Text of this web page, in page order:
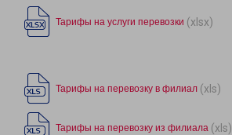
Тарифы на услуги перевозки (xlsx)
Тарифы на перевозку в филиал (xls)
Тарифы на перевозку из филиала (xls)